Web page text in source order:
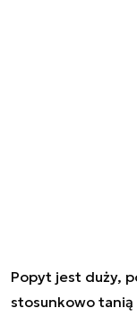
Popyt jest duży,
stosunkowo